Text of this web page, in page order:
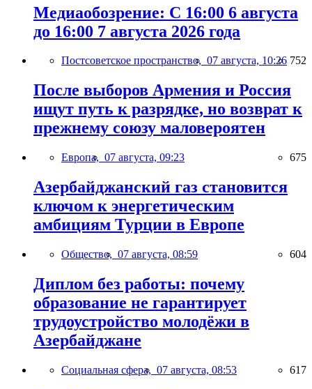
Медиаобозрение: С 16:00 6 августа
до 16:00 7 августа 2026 года
Постсоветское пространство, 07 августа, 10:26 752
После выборов Армения и Россия
ищут путь к разрядке, но возврат к
прежнему союзу маловероятен
Европа, 07 августа, 09:23 675
Азербайджанский газ становится
ключом к энергетическим
амбициям Турции в Европе
Общество, 07 августа, 08:59 604
Диплом без работы: почему
образование не гарантирует
трудоустройство молодёжи в
Азербайджане
Социальная сфера, 07 августа, 08:53 617